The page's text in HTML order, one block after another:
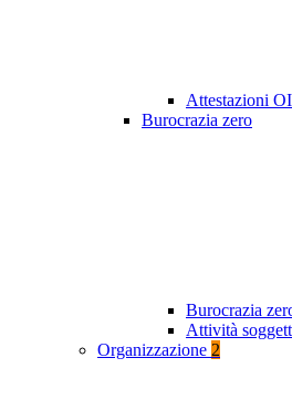
Attestazioni
Burocrazia zero
Burocrazia
Attività
Organizzazione 2